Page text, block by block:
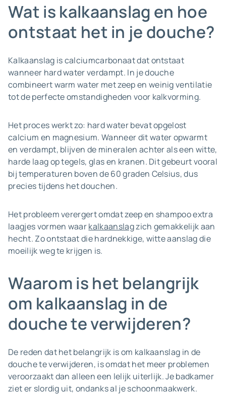
Wat is kalkaanslag en hoe
ontstaat het in je douche?
Kalkaanslag is calciumcarbonaat dat ontstaat
wanneer hard water verdampt. In je douche
combineert warm water met zeep en weinig ventilatie
tot de perfecte omstandigheden voor kalkvorming.
Het proces werkt zo: hard water bevat opgelost
calcium en magnesium. Wanneer dit water opwarmt
en verdampt, blijven de mineralen achter als een witte,
harde laag op tegels, glas en kranen. Dit gebeurt vooral
bij temperaturen boven de 60 graden Celsius, dus
precies tijdens het douchen.
Het probleem verergert omdat zeep en shampoo extra
laagjes vormen waarkalkaanslagzich gemakkelijk aan
hecht. Zo ontstaat die hardnekkige, witte aanslag die
moeilijk weg te krijgen is.
Waarom is het belangrijk
om kalkaanslag in de
douche te verwijderen?
De reden dat het belangrijk is om kalkaanslag in de
douche te verwijderen, is omdat het meer problemen
veroorzaakt dan alleen een lelijk uiterlijk. Je badkamer
ziet er slordig uit, ondanks al je schoonmaakwerk.